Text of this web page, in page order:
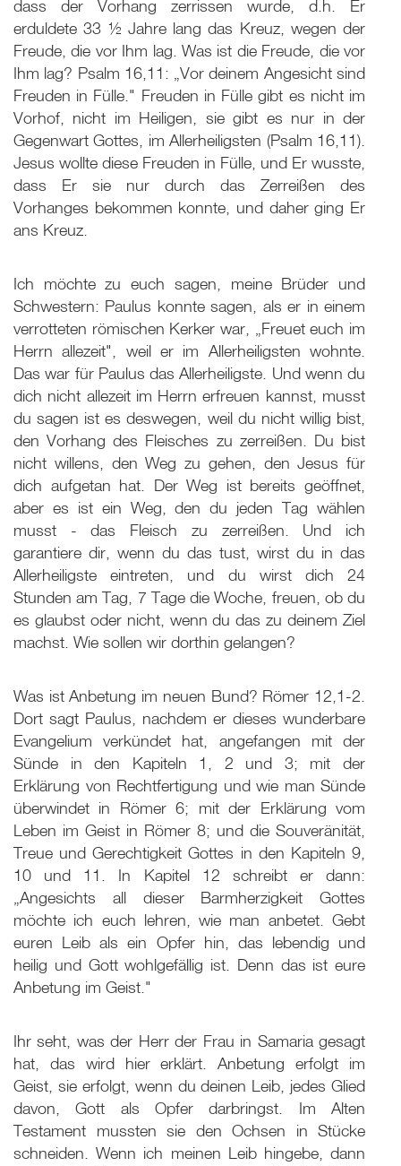
dass der Vorhang zerrissen wurde, d.h. Er
erduldete 33 ½ Jahre lang das Kreuz, wegen der
Freude, die vor Ihm lag. Was ist die Freude, die vor
Ihm lag? Psalm 16,11: „Vor deinem Angesicht sind
Freuden in Fülle." Freuden in Fülle gibt es nicht im
Vorhof, nicht im Heiligen, sie gibt es nur in der
Gegenwart Gottes, im Allerheiligsten (Psalm 16 ,11).
Jesus wollte diese Freuden in Fülle, und Er wusste,
dass Er sie nur durch das Zerreißen des
Vorhanges bekommen konnte, und daher ging Er
ans Kreuz.
Ich möchte zu euch sagen, meine Brüder und
Schwestern: Paulus konnte sagen, als er in einem
verrotteten römischen Kerker war, „Freuet euch im
Herrn allezeit", weil er im Allerheiligsten wohnte.
Das war für Paulus das Allerheiligste. Und wenn du
dich nicht allezeit im Herrn erfreuen kannst, musst
du sagen ist es deswegen, weil du nicht willig bist,
den Vorhang des Fleisches zu zerreißen. Du bist
nicht willens, den Weg zu gehen, den Jesus für
dich aufgetan hat. Der Weg ist bereits geöffnet,
aber es ist ein Weg, den du jeden Tag wählen
musst - das Fleisch zu zerreißen. Und ich
garantiere dir, wenn du das tust, wirst du in das
Allerheiligste eintreten, und du wirst dich 24
Stunden am Tag, 7 Tage die Woche, freuen, ob du
es glaubst oder nicht, wenn du das zu deinem Ziel
machst. Wie sollen wir dorthin gelangen?
Was ist Anbetung im neuen Bund? Römer 12,1-2.
Dort sagt Paulus, nachdem er dieses wunderbare
Evangelium verkündet hat, angefangen mit der
Sünde in den Kapiteln 1, 2 und 3; mit der
Erklärung von Rechtfertigung und wie man Sünde
überwindet in Römer 6; mit der Erklärung vom
Leben im Geist in Römer 8; und die Souveränität,
Treue und Gerechtigkeit Gottes in den Kapiteln 9,
10 und 11. In Kapitel 12 schreibt er dann:
„Angesichts all dieser Barmherzigkeit Gottes
möchte ich euch lehren, wie man anbetet. Gebt
euren Leib als ein Opfer hin, das lebendig und
heilig und Gott wohlgefällig ist. Denn das ist eure
Anbetung im Geist."
Ihr seht, was der Herr der Frau in Samaria gesagt
hat, das wird hier erklärt. Anbetung erfolgt im
Geist, sie erfolgt, wenn du deinen Leib, jedes Glied
davon, Gott als Opfer darbringst. Im Alten
Testament mussten sie den Ochsen in Stücke
schneiden. Wenn ich meinen Leib hingebe, dann